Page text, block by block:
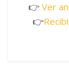
👉Ver
👉